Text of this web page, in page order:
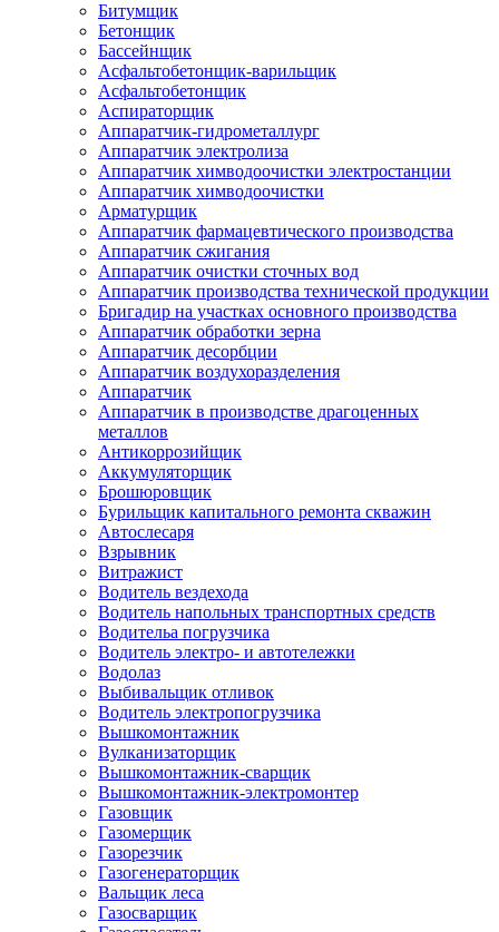
Битумщик
Бетонщик
Бассейнщик
Асфальтобетонщик-варильщик
Асфальтобетонщик
Аспираторщик
Аппаратчик-гидрометаллург
Аппаратчик электролиза
Аппаратчик химводоочистки электростанции
Аппаратчик химводоочистки
Арматурщик
Аппаратчик фармацевтического производства
Аппаратчик сжигания
Аппаратчик очистки сточных вод
Аппаратчик производства технической продукции
Бригадир на участках основного производства
Аппаратчик обработки зерна
Аппаратчик десорбции
Аппаратчик воздухоразделения
Аппаратчик
Аппаратчик в производстве драгоценных
металлов
Антикоррозийщик
Аккумуляторщик
Брошюровщик
Бурильщик капитального ремонта скважин
Автослесаря
Взрывник
Витражист
Водитель вездехода
Водитель напольных транспортных средств
Водительа погрузчика
Водитель электро- и автотележки
Водолаз
Выбивальщик отливок
Водитель электропогрузчика
Вышкомонтажник
Вулканизаторщик
Вышкомонтажник-сварщик
Вышкомонтажник-электромонтер
Газовщик
Газомерщик
Газорезчик
Газогенераторщик
Вальщик леса
Газосварщик